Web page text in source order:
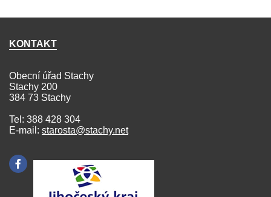
KONTAKT
Obecní úřad Stachy
Stachy 200
384 73 Stachy
Tel: 388 428 304
E-mail: starosta@stachy.net